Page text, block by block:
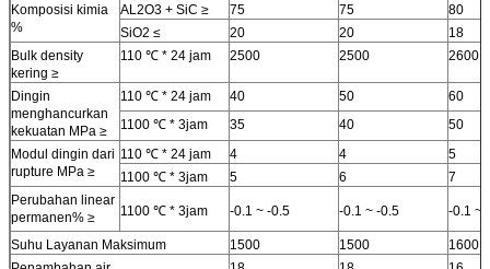
Komposisi kimia
%
AL2O3 + SiC ≥ 75 75
80
SiO2 ≤
20 20
18
Bulk density
kering ≥
110 ℃ * 24 jam 2500 2500 2600
Dingin
menghancurkan
kekuatan MPa ≥
110 ℃ * 24 jam 40 50
60
1100 ℃ * 3jam
35 40
50
Modul dingin dari
rupture MPa ≥
110 ℃ * 24 jam 4 4
5
1100 ℃ * 3jam
5 6
7
Perubahan linear
permanen% ≥
1100 ℃ * 3jam -0.1 ~ -0.5 -0.1 ~ -0.5 -0.1 ~
Suhu Layanan Maksimum 1500 1500
1600